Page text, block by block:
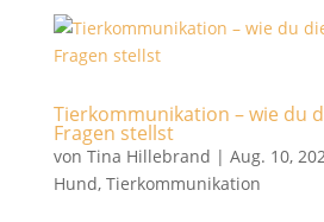
Tierkommunikation – wie du
Fragen stellst
von Tina Hillebrand | Aug. 10,
Hund, Tierkommunikation